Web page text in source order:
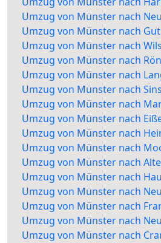
Umzug von Münster nach
Umzug von Münster nach
Umzug von Münster nach
Umzug von Münster nach
Umzug von Münster nach
Umzug von Münster nach
Umzug von Münster nach
Umzug von Münster nach
Umzug von Münster nach
Umzug von Münster nach
Umzug von Münster nach
Umzug von Münster nach
Umzug von Münster nach
Umzug von Münster nach
Umzug von Münster nach
Umzug von Münster nach